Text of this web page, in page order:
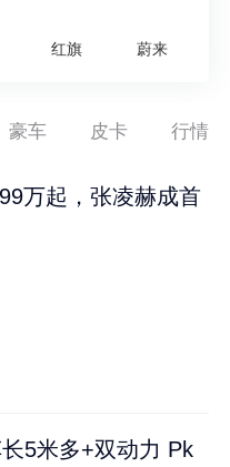
红旗 蔚来
豪车 皮卡 行情
万起，张凌赫成首
5米多+双动力 Pk